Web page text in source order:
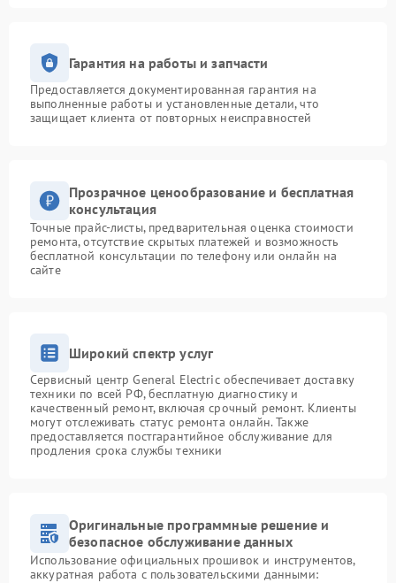
Гарантия на работы и запчасти
Предоставляется документированная гарантия на
выполненные работы и установленные детали, что
защищает клиента от повторных неисправностей
Прозрачное ценообразование и бесплатная
консультация
Точные прайс-листы, предварительная оценка стоимости
ремонта, отсутствие скрытых платежей и возможность
бесплатной консультации по телефону или онлайн на
сайте
Широкий спектр услуг
Сервисный центр General Electric обеспечивает доставку
техники по всей РФ, бесплатную диагностику и
качественный ремонт, включая срочный ремонт. Клиенты
могут отслеживать статус ремонта онлайн. Также
предоставляется постгарантийное обслуживание для
продления срока службы техники
Оригинальные программные решение и
безопасное обслуживание данных
Использование официальных прошивок и инструментов,
аккуратная работа с пользовательскими данными: